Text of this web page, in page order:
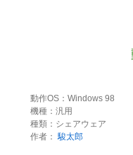
動作OS：Windows 98
機種：汎用
種類：シェアウェア
作者： 駿太郎